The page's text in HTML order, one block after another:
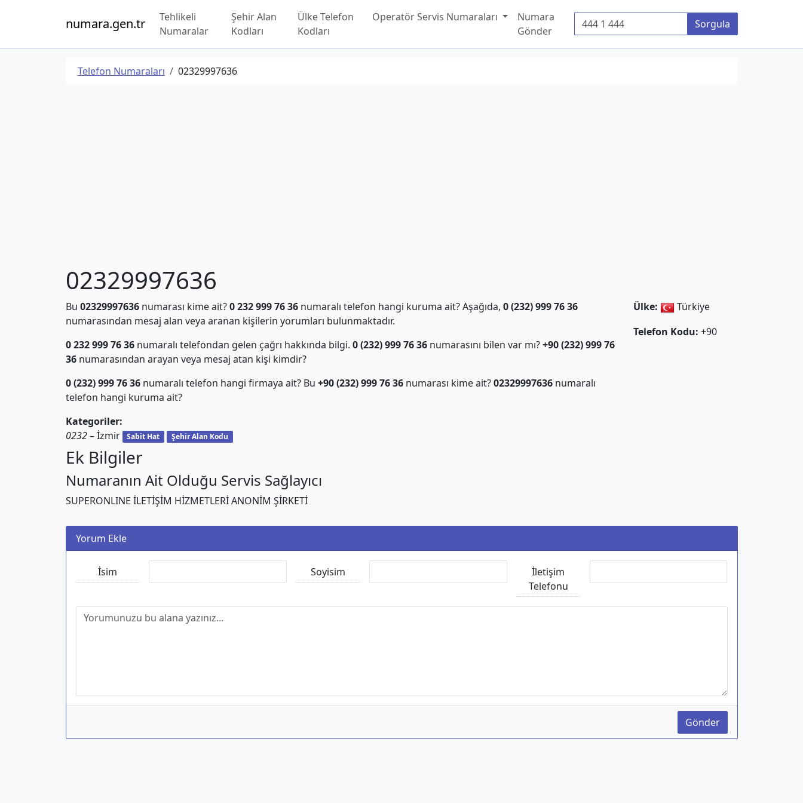
numara.gen.tr
Tehlikeli
Numaralar
Şehir Alan
Kodları
Ülke Telefon
Kodları
Operatör Servis Numaraları
Numara
Gönder
Telefon Numarası Sorgula
Telefon Numaraları 02329997636
02329997636
Bu 02329997636numarası kime ait?0 232 999 76 36numaralı telefon hangi kuruma ait? Aşağıda, 0 (232) 999 76 36
numarasından mesaj alan veya aranan kişilerin yorumları bulunmaktadır.
0 232 999 76 36numaralı telefondan gelen çağrı hakkında bilgi. 0 (232) 999 76 36numarasını bilen var mı?+90 (232) 999 76
36numarasından arayan veya mesaj atan kişi kimdir?
0 (232) 999 76 36numaralı telefon hangi firmaya ait? Bu +90 (232) 999 76 36numarası kime ait?02329997636numaralı
telefon hangi kuruma ait?
Kategoriler:
0232– İzmir Sabit Hat Şehir Alan Kodu
Ülke:
Türkiye
Telefon Kodu: +90
Ek Bilgiler
Numaranın Ait Olduğu Servis Sağlayıcı
SUPERONLINE İLETİŞİM HİZMETLERİ ANONİM ŞİRKETİ
Yorum Ekle
İsim Soyisim
İletişim
Telefonu
Gönder